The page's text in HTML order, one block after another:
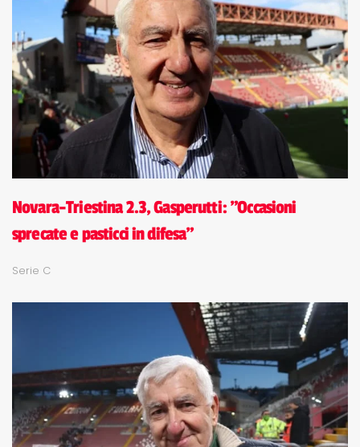
Novara-Triestina 2.3, Gasperutti: "Occasioni
sprecate e pasticci in difesa"
Serie C